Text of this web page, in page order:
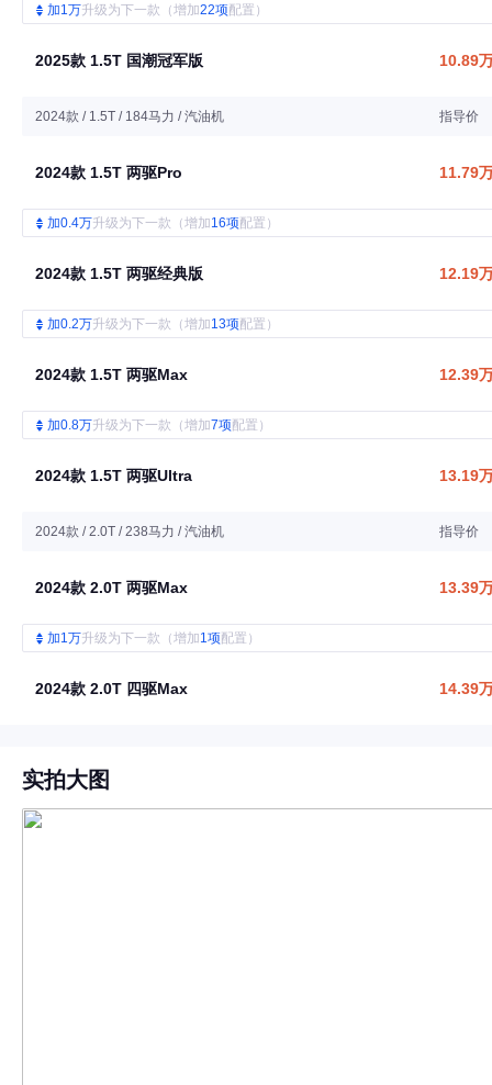
加1万升级为下一款（增加22项配置）
2025款 1.5T 国潮冠军版 10.89
2024款 / 1.5T / 184马力 / 汽油机 指导价
2024款 1.5T 两驱Pro 11.79
加0.4万升级为下一款（增加16项配置）
2024款 1.5T 两驱经典版 12.19
加0.2万升级为下一款（增加13项配置）
2024款 1.5T 两驱Max 12.39
加0.8万升级为下一款（增加7项配置）
2024款 1.5T 两驱Ultra 13.19
2024款 / 2.0T / 238马力 / 汽油机 指导价
2024款 2.0T 两驱Max 13.39
加1万升级为下一款（增加1项配置）
2024款 2.0T 四驱Max 14.39
实拍大图